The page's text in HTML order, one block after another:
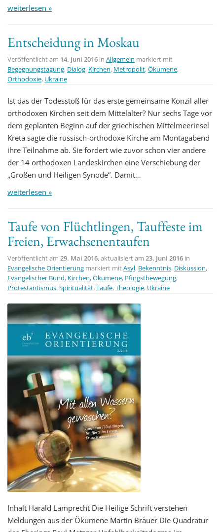
weiterlesen »
Entscheidung in Moskau
Veröffentlicht am 14. Juni 2016 in Allgemein markiert mit
Begegnungstagung, Dialog, Kirchen, Metropolit,Ökumene,
Orthodoxie, Ukraine
Ist das der Todesstoß für das erste gemeinsame Konzil aller
orthodoxen Kirchen seit dem Mittelalter? Nur sechs Tage vor
dem geplanten Beginn auf der griechischen Mittelmeerinsel
Kreta sagte die russisch-orthodoxe Kirche am Montagabend
ihre Teilnahme ab. Sie fordert wie zuvor schon vier andere
der 14 orthodoxen Landeskirchen eine Verschiebung der
„Großen und Heiligen Synode“. Damit…
weiterlesen »
Taufe von Flüchtlingen, Tauffeste im
Freien, Erwachsenentaufen
Veröffentlicht am 29. Mai 2016, aktualisiert am 23. Juni 2016 in
Evangelische Orientierung markiert mitAsyl, Bekenntnis, Diskussion,
Evangelischer Bund, Kirchen,Ökumene, Pfingstbewegung,
Protestantismus,Spiritualität,Taufe,Theologie, Ukraine
Inhalt Harald Lamprecht Die Heilige Schrift verstehen
Meldungen aus der Ökumene Martin Bräuer Die Quadratur